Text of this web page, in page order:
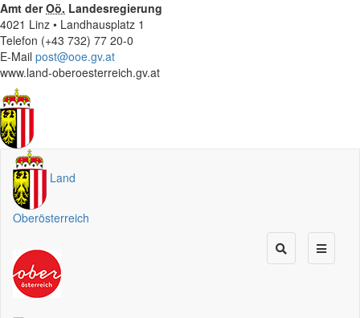
Amt derOö. Landesregierung
4021 Linz • Landhausplatz 1
Telefon (+43 732) 77 20-0
E-Mail post@ooe.gv.at
www.land-oberoesterreich.gv.at
Land
Oberösterreich